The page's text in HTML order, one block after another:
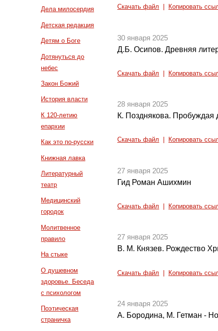
Дела милосердия
Детская редакция
Детям о Боге
Дотянуться до
небес
Закон Божий
История власти
К 120-летию
епархии
Как это по-русски
Книжная лавка
Литературный
театр
Медицинский
городок
Молитвенное
правило
На стыке
О душевном
здоровье. Беседа
с психологом
Поэтическая
страничка
Скачать файл Копировать
30 января 2025
Д.Б. Осипов. Древняя
Скачать файл Копировать
28 января 2025
К. Позднякова. Пробуждая
Скачать файл Копировать
27 января 2025
Гид Роман Ашихмин
Скачать файл Копировать
27 января 2025
В. М. Князев. Рождество
Скачать файл Копировать
24 января 2025
А. Бородина, М. Гетман -